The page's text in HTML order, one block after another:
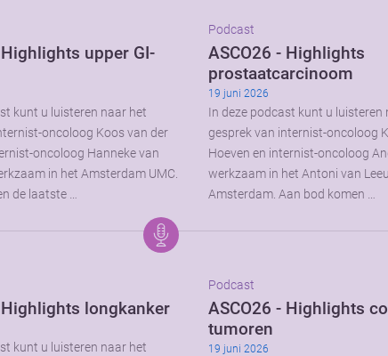
upper GI-
kunt u luisteren naar het
oncoloog Koos van der
oncoloog Hanneke van
in het Amsterdam UMC.
de laatste …
Podcast
ASCO26 - Highlights
prostaatcarcinoom
19 juni 2026
In deze podcast kunt u luisteren
gesprek van internist-oncoloog
Hoeven en internist-oncoloog
werkzaam in het Antoni van
Amsterdam. Aan bod komen …
Highlights longkanker
kunt u luisteren naar het
Podcast
ASCO26 - Highlights
tumoren
19 juni 2026